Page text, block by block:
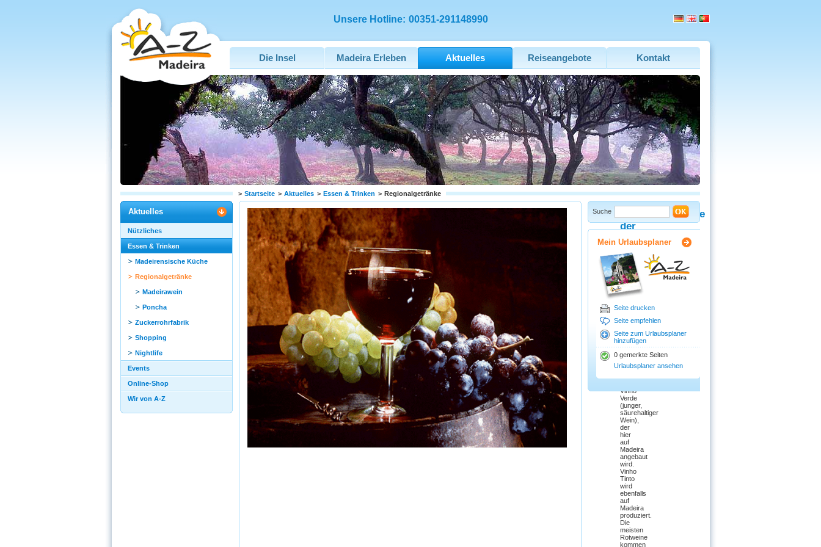
Unsere Hotline: 00351-291148990
Die Insel Madeira Erleben Aktuelles Reiseangebote Kontakt
> Startseite > Aktuelles > Essen & Trinken > Regionalgetränke
Aktuelles
Nützliches
Essen & Trinken
Madeirensische Küche
Regionalgetränke
Madeirawein
Poncha
Zuckerrohrfabrik
Shopping
Nightlife
Events
Online-Shop
Wir von A-Z
Regionalgetränke
der
Insel
Madeira
In
den
Restaurants
werden
fast ausschließlich
portugiesische
Weine
angeboten.
Zu
den
meisten
Gerichten
wir
Vinho
Verde
(junger,
säurehaltiger
Wein),
der
hier
auf
Madeira
angebaut
wird.
Vinho
Tinto
wird
ebenfalls
auf
Madeira
produziert.
Die
meisten
Rotweine
kommen
Suche
Mein Urlaubsplaner
Seite drucken
Seite empfehlen
Seite zum Urlaubsplaner
hinzufügen
0 gemerkte Seiten
Urlaubsplaner ansehen